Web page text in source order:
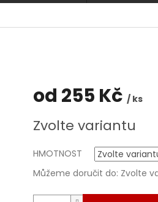
od 255 Kč / ks
cena:
Zvolte variantu
HMOTNOST
Můžeme doručit do: Zvolte